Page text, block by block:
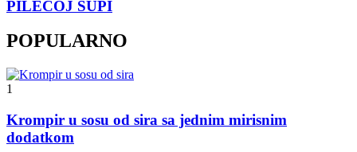
PILEĆOJ SUPI
POPULARNO
1
Krompir u sosu od sira sa jednim mirisnim
dodatkom